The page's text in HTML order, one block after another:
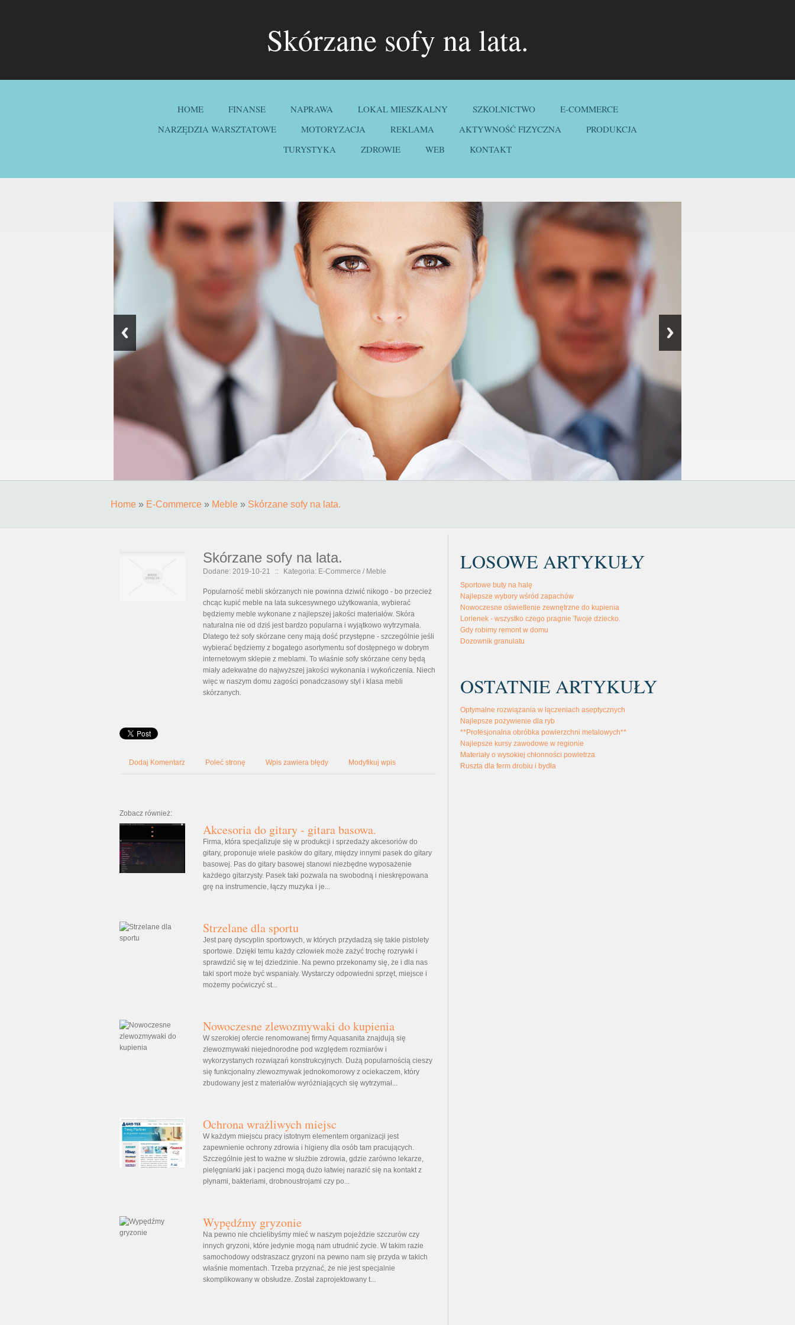
Skórzane sofy na lata.
HOME FINANSE NAPRAWA LOKAL MIESZKALNY SZKOLNICTWO
E-COMMERCE
NARZĘDZIA WARSZTATOWE
MOTORYZACJA REKLAMA AKTYWNOŚĆ FIZYCZNA
PRODUKCJA
TURYSTYKA
ZDROWIE WEB KONTAKT
Home » E-Commerce » Meble » Skórzane sofy na lata.
Skórzane sofy na lata.
Dodane: 2019-10-21 :: Kategoria: E-Commerce / Meble
Popularność mebli skórzanych nie powinna dziwić nikogo - bo przecież
chcąc kupić meble na lata sukcesywnego użytkowania, wybierać
będziemy meble wykonane z najlepszej jakości materiałów. Skóra
naturalna nie od dziś jest bardzo popularna i wyjątkowo wytrzymała.
Dlatego też sofy skórzane ceny mają dość przystępne - szczególnie jeśli
wybierać będziemy z bogatego asortymentu sof dostępnego w dobrym
internetowym sklepie z meblami. To właśnie sofy skórzane ceny będą
miały adekwatne do najwyższej jakości wykonania i wykończenia. Niech
więc w naszym domu zagości ponadczasowy styl i klasa mebli
skórzanych.
Dodaj Komentarz Poleć stronę Wpis zawiera błędy Modyfikuj wpis
Zobacz również:
Akcesoria do gitary - gitara basowa.
Firma, która specjalizuje się w produkcji i sprzedaży akcesoriów do
gitary, proponuje wiele pasków do gitary, między innymi pasek do gitary
basowej. Pas do gitary basowej stanowi niezbędne wyposażenie
każdego gitarzysty. Pasek taki pozwala na swobodną i nieskrępowana
grę na instrumencie, łączy muzyka i je...
Strzelane dla sportu
Jest parę dyscyplin sportowych, w których przydadzą się takie pistolety
sportowe. Dzięki temu każdy człowiek może zażyć trochę rozrywki i
sprawdzić się w tej dziedzinie. Na pewno przekonamy się, że i dla nas
taki sport może być wspaniały. Wystarczy odpowiedni sprzęt, miejsce i
możemy poćwiczyć st...
Nowoczesne zlewozmywaki do kupienia
W szerokiej ofercie renomowanej firmy Aquasanita znajdują się
zlewozmywaki niejednorodne pod względem rozmiarów i
wykorzystanych rozwiązań konstrukcyjnych. Dużą popularnością cieszy
się funkcjonalny zlewozmywak jednokomorowy z ociekaczem, który
zbudowany jest z materiałów wyróżniających się wytrzymał...
Ochrona wrażliwych miejsc
W każdym miejscu pracy istotnym elementem organizacji jest
zapewnienie ochrony zdrowia i higieny dla osób tam pracujących.
Szczególnie jest to ważne w służbie zdrowia, gdzie zarówno lekarze,
pielęgniarki jak i pacjenci mogą dużo łatwiej narazić się na kontakt z
płynami, bakteriami, drobnoustrojami czy po...
Wypędźmy gryzonie
Na pewno nie chcielibyśmy mieć w naszym pojeździe szczurów czy
innych gryzoni, które jedynie mogą nam utrudnić życie. W takim razie
samochodowy odstraszacz gryzoni na pewno nam się przyda w takich
właśnie momentach. Trzeba przyznać, że nie jest specjalnie
skomplikowany w obsłudze. Został zaprojektowany t...
LOSOWE ARTYKUŁY
Sportowe buty na halę
Najlepsze wybory wśród zapachów
Nowoczesne oświetlenie zewnętrzne do kupienia
Lorienek - wszystko czego pragnie Twoje dziecko.
Gdy robimy remont w domu
Dozownik granulatu
OSTATNIE ARTYKUŁY
Optymalne rozwiązania w łączeniach aseptycznych
Najlepsze pożywienie dla ryb
**Profesjonalna obróbka powierzchni metalowych**
Najlepsze kursy zawodowe w regionie
Materiały o wysokiej chłonności powietrza
Ruszta dla ferm drobiu i bydła